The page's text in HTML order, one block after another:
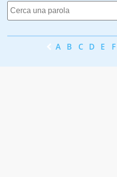
A B C D E F